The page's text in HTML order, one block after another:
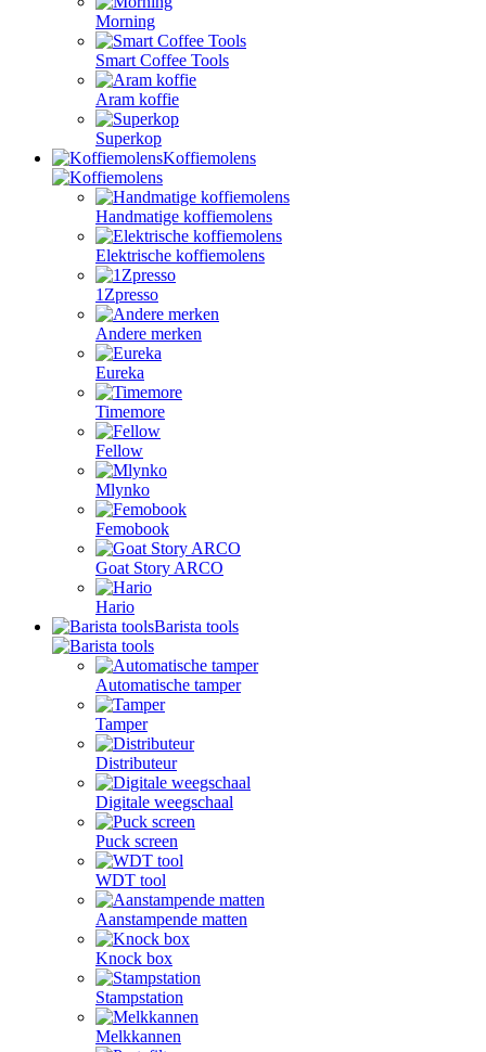
Morning
Smart Coffee Tools
Aram koffie
Superkop
Koffiemolens
Handmatige koffiemolens
Elektrische koffiemolens
1Zpresso
Andere merken
Eureka
Timemore
Fellow
Mlynko
Femobook
Goat Story ARCO
Hario
Barista tools
Automatische tamper
Tamper
Distributeur
Digitale weegschaal
Puck screen
WDT tool
Aanstampende matten
Knock box
Stampstation
Melkkannen